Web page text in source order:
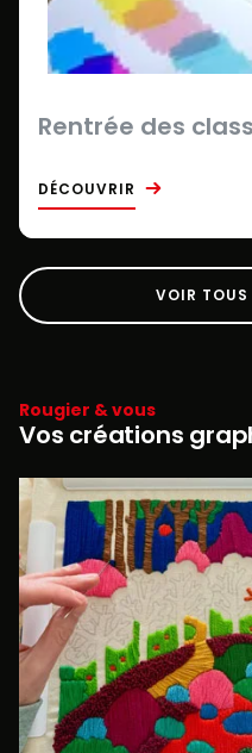
Rentrée des
DÉCOUVRIR
VOIR TOUS
Rougier & vous
Vos créations